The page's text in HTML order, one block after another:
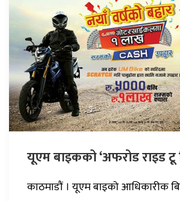
यूएम बाइकको ‘अफरोड राइड टू
काठमाडौं । यूएम बाइको आधिकारीक